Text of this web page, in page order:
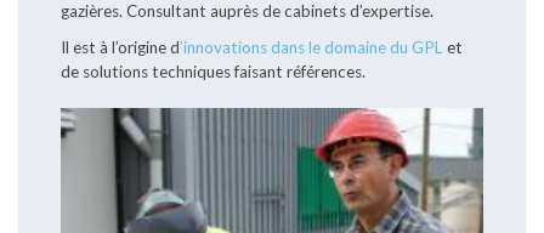
gazières. Consultant auprès de cabinets d’expertise.
Il est à l’origine d’innovations dans le domaine du GPLet
de solutions techniques faisant références.